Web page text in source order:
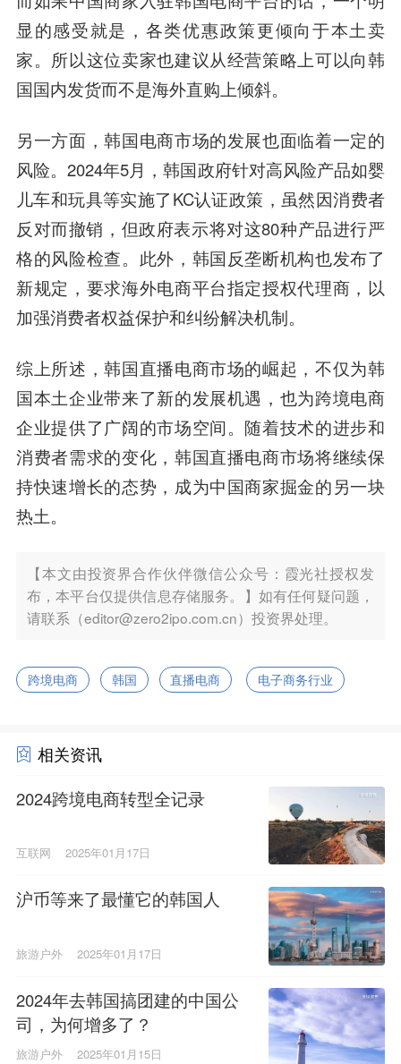
显的感受就是，各类优惠政策更倾向于本土卖
家。所以这位卖家也建议从经营策略上可以向韩
国国内发货而不是海外直购上倾斜。
另一方面，韩国电商市场的发展也面临着一定的
风险。2024年5月，韩国政府针对高风险产品如婴
儿车和玩具等实施了KC认证政策，虽然因消费者
反对而撤销，但政府表示将对这80种产品进行严
格的风险检查。此外，韩国反垄断机构也发布了
新规定，要求海外电商平台指定授权代理商，以
加强消费者权益保护和纠纷解决机制。
综上所述，韩国直播电商市场的崛起，不仅为韩
国本土企业带来了新的发展机遇，也为跨境电商
企业提供了广阔的市场空间。随着技术的进步和
消费者需求的变化，韩国直播电商市场将继续保
持快速增长的态势，成为中国商家掘金的另一块
热土。
【本文由投资界合作伙伴微信公众号：霞光社授权发
布，本平台仅提供信息存储服务。】如有任何疑问题，
请联系（editor@zero2ipo.com.cn）投资界处理。
跨境电商 韩国 直播电商 电子商务行业
相关资讯
2024跨境电商转型全记录
互联网 2025年01月17日
沪币等来了最懂它的韩国人
旅游户外 2025年01月17日
2024年去韩国搞团建的中国公
司，为何增多了？
旅游户外 2025年01月15日